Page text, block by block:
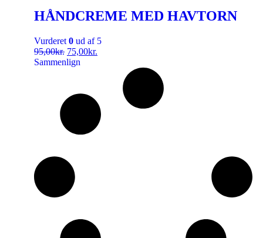
HÅNDCREME MED HAVTORN
Vurderet 0 ud af 5
95,00kr. 75,00kr.
Sammenlign